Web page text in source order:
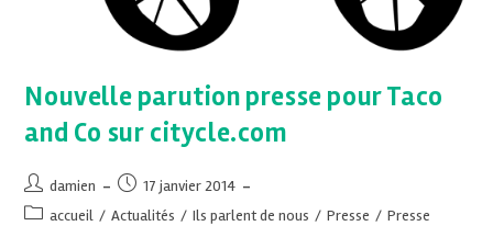
Nouvelle parution presse pour Taco
and Co sur citycle.com
damien
17 janvier 2014
accueil / Actualités / Ils parlent de nous / Presse / Presse